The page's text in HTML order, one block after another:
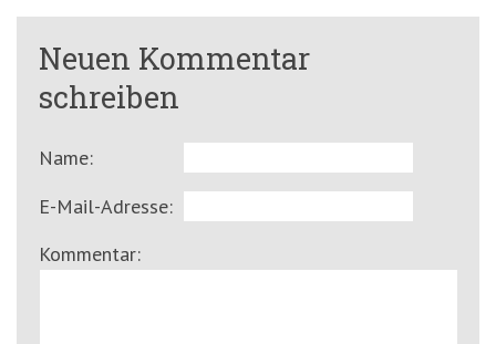
Neuen Kommentar
schreiben
Name:
E-Mail-Adresse:
Kommentar: